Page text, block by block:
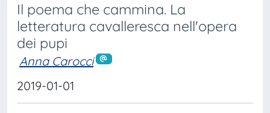
Il poema che cammina. La
letteratura cavalleresca nell'opera
dei pupi
Anna Carocci
2019-01-01